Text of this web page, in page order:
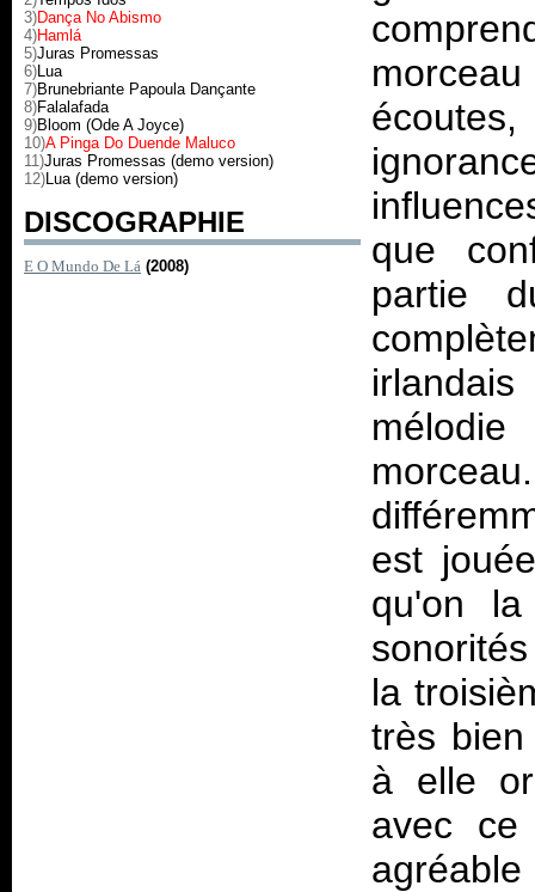
3)Dança No Abismo
4)Hamlá
5)Juras Promessas
6)Lua
7)Brunebriante Papoula Dançante
8)Falalafada
9)Bloom (Ode A Joyce)
10)A Pinga Do Duende Maluco
11)Juras Promessas (demo version)
12)Lua (demo version)
DISCOGRAPHIE
E O Mundo De Lá (2008)
que
partie
est
qu'on
la
très
à elle
avec